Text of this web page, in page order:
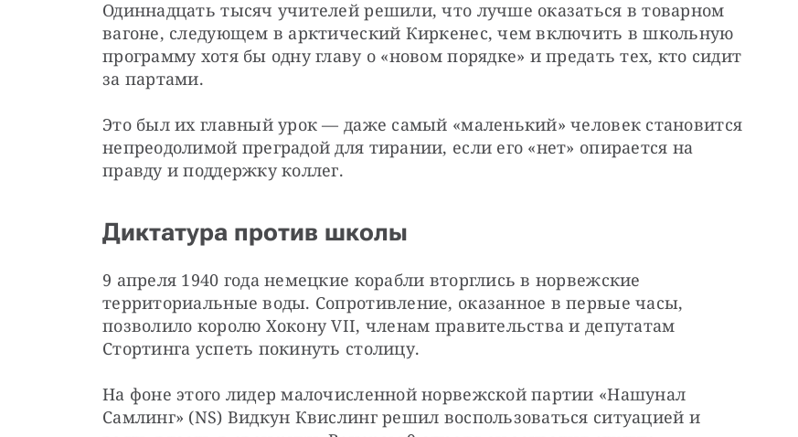
Одиннадцать тысяч учителей решили, что лучше оказаться в товарном
вагоне, следующем в арктический Киркенес, чем включить в школьную
программу хотя бы одну главу о «новом порядке» и предать тех, кто сидит
за партами.
Это был их главный урок — даже самый «маленький» человек становится
непреодолимой преградой для тирании, если его «нет» опирается на
правду и поддержку коллег.
Диктатура против школы
9 апреля 1940 года немецкие корабли вторглись в норвежские
территориальные воды. Сопротивление, оказанное в первые часы,
позволило королю Хокону VII, членам правительства и депутатам
Стортинга успеть покинуть столицу.
На фоне этого лидер малочисленной норвежской партии «Нашунал
Самлинг» (NS) Видкун Квислинг решил воспользоваться ситуацией и